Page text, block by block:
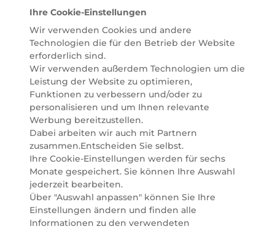
Online Beauty Beratungen und bestellen Sie ganz
einfach alles für Ihre Beauty Routine direkt nach
Hause oder in Ihre Wunsch-Parfümerie liefern.
BERATUNG & EXPERTISE
Marionnaud wurde im Jahr 1984 in Paris gegründet
und ist seit 2001 in Österreich vertreten. Mit rund 80
Parfümerien und unserem Online Shop sind wir
Marktführer im selektiven Beautyhandel in
Österreich. Seit 2023 liefern wir auch nach
Deutschland. Durch abwechselnde Aktionen und
attraktive Angebote zu allen Anlässen finden Sie bei
Marionnaud alles, was Beauty Herzen höherschlagen
lässt. Wir glauben fest daran, dass Freude auf viele
Arten geschaffen werden kann. Vom beruhigenden
und pflegenden Gefühl Ihrer Lieblingsaugencreme
bis zur positiven Verpflichtung zu nachhaltigen
Rohstoffen. Darum suchen wir jeden Tag nach
Ihre Cookie-Einstellungen
Wir verwenden Cookies und andere
Technologien die für den Betrieb der Website
erforderlich sind.
Wir verwenden außerdem Technologien um die
Leistung der Website zu optimieren,
Funktionen zu verbessern und/oder zu
personalisieren und um Ihnen relevante
Werbung bereitzustellen.
Dabei arbeiten wir auch mit Partnern
zusammen.Entscheiden Sie selbst.
Ihre Cookie-Einstellungen werden für sechs
Monate gespeichert. Sie können Ihre Auswahl
jederzeit bearbeiten.
Über "Auswahl anpassen" können Sie Ihre
Einstellungen ändern und finden alle
Informationen zu den verwendeten